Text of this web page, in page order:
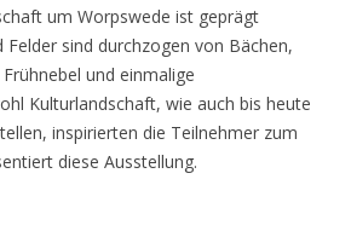
um Worpswede ist geprägt
sind durchzogen von Bächen,
und einmalige
Kulturlandschaft, wie auch bis heute
inspirierten die Teilnehmer zum
diese Ausstellung.